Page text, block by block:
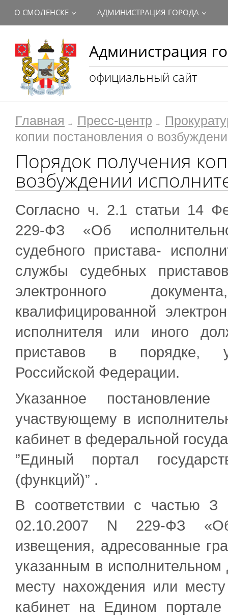
Администрация
официальный сайт
О СМОЛЕНСКЕ АДМИНИСТРАЦИЯ ГОРОДА
Главная Пресс-центр
копии постановления о
Порядок получения
возбуждении
Согласно ч. 2.1 статьи 14
229-ФЗ «Об
судебного пристава-
службы судебных
электронного
квалифицированной
исполнителя или иного
приставов в порядке,
Российской Федерации.
Указанное
участвующему в
кабинет в федеральной
”Единый портал
(функций)” .
В соответствии с частью З
02.10.2007 N 229-ФЗ «Об
извещения, адресованные
указанным в исполнительном
месту нахождения или
кабинет на Едином портале